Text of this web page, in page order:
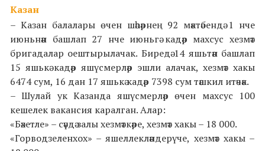
Казан
– Казан балалары өчен шәһәрнең 92 мәктәбендә 1 нче
июньнән башлап 27 нче июньгә кадәр махсус хезмәт
бригадалар оештырылачак. Биредә 14 яшьтән башлап
15 яшькә кадәр яшүсмерләр эшли алачак, хезмәт хакы
6474 сум, 16 дан 17 яшькә кадәр 7398 сум тәшкил итәчәк.
– Шулай ук Казанда яшүсмерләр өчен махсус 100
кешелек вакансия каралган. Алар:
«Бәхетле» – сәүдә залы хезмәткәре, хезмәт хакы – 18 000.
«Горводзеленхох» – яшеллекләндерүче, хезмәт хакы –